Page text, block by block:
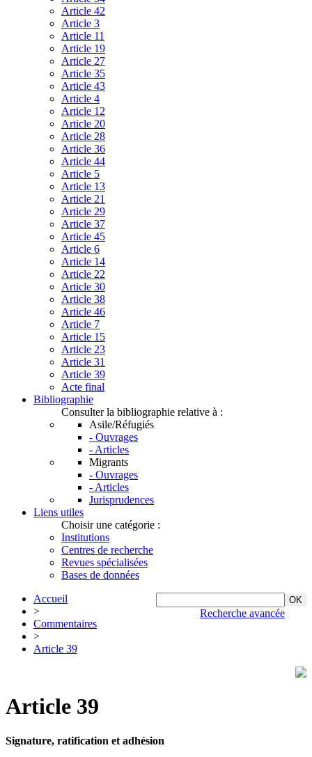
Article 42
Article 3
Article 11
Article 19
Article 27
Article 35
Article 43
Article 4
Article 12
Article 20
Article 28
Article 36
Article 44
Article 5
Article 13
Article 21
Article 29
Article 37
Article 45
Article 6
Article 14
Article 22
Article 30
Article 38
Article 46
Article 7
Article 15
Article 23
Article 31
Article 39
Acte final
Bibliographie
Consulter la bibliographie relative à :
Asile/Réfugiés
- Ouvrages
- Articles
Migrants
- Ouvrages
- Articles
Jurisprudences
Liens utiles
Choisir une catégorie :
Institutions
Centres de recherche
Revues spécialisées
Bases de données
Recherche avancée
Accueil
>
Commentaires
>
Article 39
Article 39
Signature, ratification et adhésion